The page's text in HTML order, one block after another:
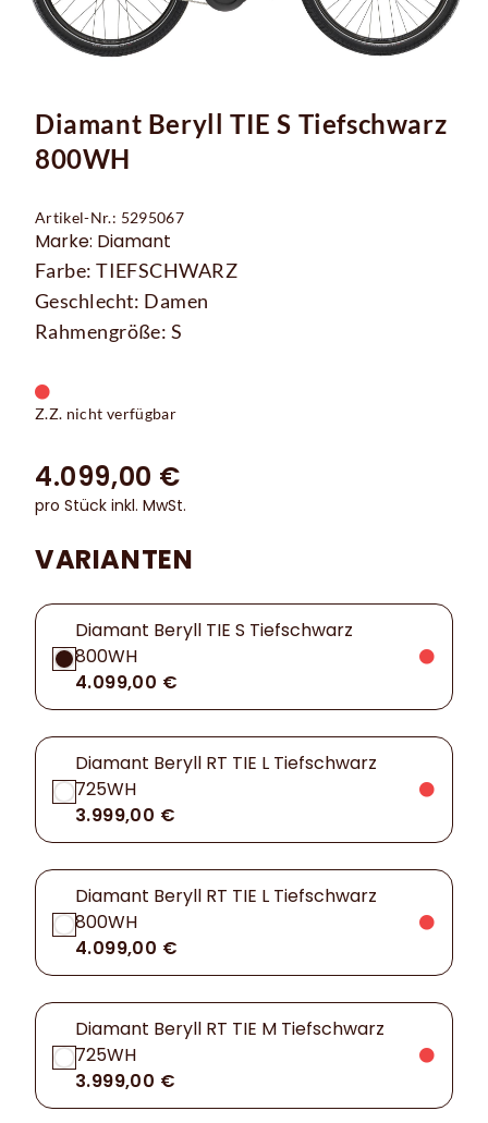
Diamant Beryll TIE S Tiefschwarz
800WH
Artikel-Nr.: 5295067
Marke: Diamant
Farbe: TIEFSCHWARZ
Geschlecht: Damen
Rahmengröße: S
Z.Z. nicht verfügbar
4.099,00 €
pro Stück inkl. MwSt.
VARIANTEN
Diamant Beryll TIE S Tiefschwarz
800WH
4.099,00 €
Diamant Beryll RT TIE L Tiefschwarz
725WH
3.999,00 €
Diamant Beryll RT TIE L Tiefschwarz
800WH
4.099,00 €
Diamant Beryll RT TIE M Tiefschwarz
725WH
3.999,00 €